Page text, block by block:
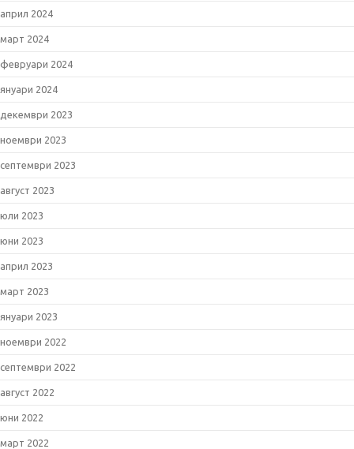
април 2024
март 2024
февруари 2024
януари 2024
декември 2023
ноември 2023
септември 2023
август 2023
юли 2023
юни 2023
април 2023
март 2023
януари 2023
ноември 2022
септември 2022
август 2022
юни 2022
март 2022